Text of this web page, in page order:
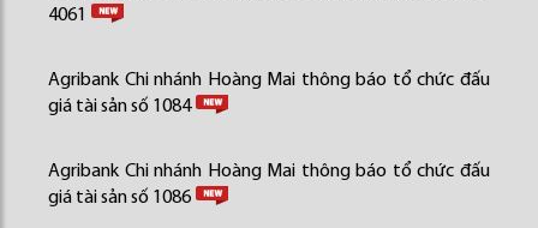
4061
Agribank Chi nhánh Hoàng Mai thông báo tổ chức đấu
giá tài sản số 1084
Agribank Chi nhánh Hoàng Mai thông báo tổ chức đấu
giá tài sản số 1086